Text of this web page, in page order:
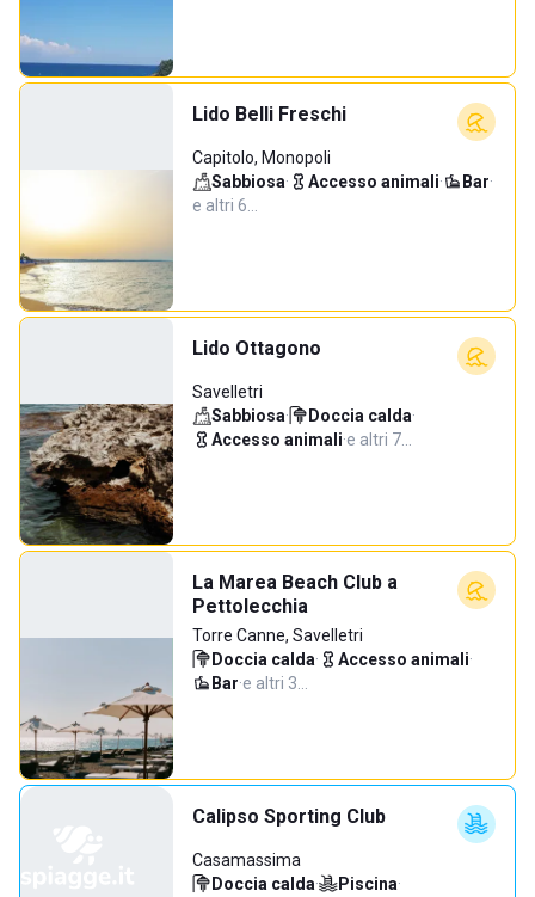
Lido Belli Freschi
Capitolo, Monopoli
Sabbiosa· Accesso animali· Bar·
e altri 6…
Lido Ottagono
Savelletri
Sabbiosa· Doccia calda·
Accesso animali·e altri 7…
La Marea Beach Club a
Pettolecchia
Torre Canne, Savelletri
Doccia calda· Accesso animali·
Bar·e altri 3…
Calipso Sporting Club
Casamassima
Doccia calda· Piscina·